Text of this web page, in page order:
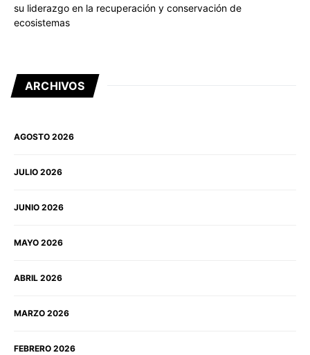
su liderazgo en la recuperación y conservación de
ecosistemas
ARCHIVOS
AGOSTO 2026
JULIO 2026
JUNIO 2026
MAYO 2026
ABRIL 2026
MARZO 2026
FEBRERO 2026